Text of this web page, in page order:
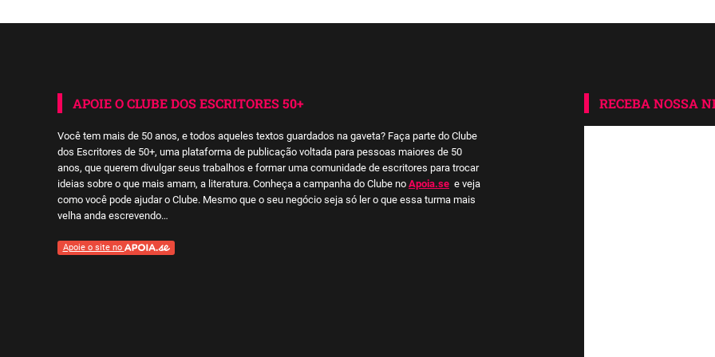
APOIE O CLUBE DOS ESCRITORES 50+
Você tem mais de 50 anos, e todos aqueles textos guardados na gaveta? Faça parte do Clube
dos Escritores de 50+, uma plataforma de publicação voltada para pessoas maiores de 50
anos, que querem divulgar seus trabalhos e formar uma comunidade de escritores para trocar
ideias sobre o que mais amam, a literatura. Conheça a campanha do Clube no Apoia.se e veja
como você pode ajudar o Clube. Mesmo que o seu negócio seja só ler o que essa turma mais
velha anda escrevendo…
Apoie o site no
RECEBA NOSSA